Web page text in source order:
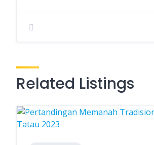
Related Listings